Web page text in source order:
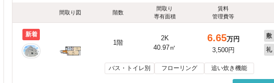
間取り図 階数
間取り
専有面積
賃料
管理費等
新着
1階
2K
40.97㎡
6.65万円
3,500円
敷
礼
バス・トイレ別 フローリング 追い炊き機能